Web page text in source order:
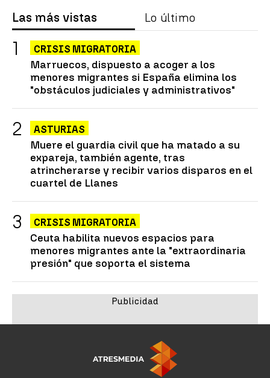
Las más vistas Lo último
CRISIS MIGRATORIA
Marruecos, dispuesto a acoger a los
menores migrantes si España elimina los
"obstáculos judiciales y administrativos"
ASTURIAS
Muere el guardia civil que ha matado a su
expareja, también agente, tras
atrincherarse y recibir varios disparos en el
cuartel de Llanes
CRISIS MIGRATORIA
Ceuta habilita nuevos espacios para
menores migrantes ante la "extraordinaria
presión" que soporta el sistema